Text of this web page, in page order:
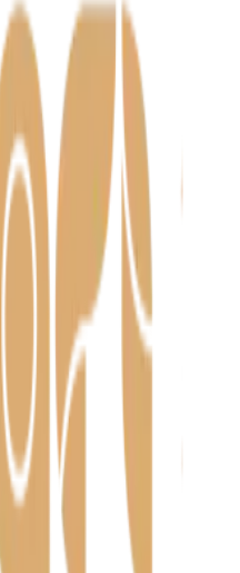
või see on
terrassid ja
alates 1992.